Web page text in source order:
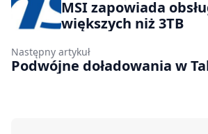
MSI zapowiada
większych niż 3TB
Następny artykuł
Podwójne doładowania w